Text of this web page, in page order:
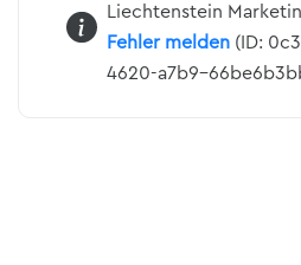
Liechtenstein
Fehler melden (ID:
4620-a7b9-